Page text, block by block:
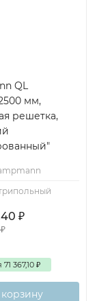
QL
мм,
решетка,
₽
₽
71 367,10 ₽